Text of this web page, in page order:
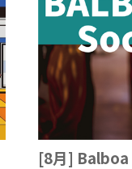
[8月]